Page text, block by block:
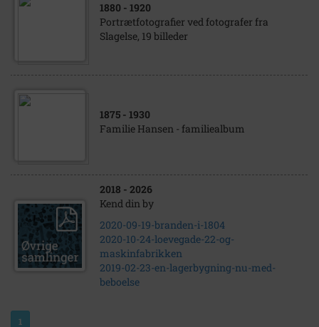
1880 - 1920
Portrætfotografier ved fotografer fra
Slagelse, 19 billeder
1875 - 1930
Familie Hansen - familiealbum
2018 - 2026
Kend din by
2020-09-19-branden-i-1804
2020-10-24-loevegade-22-og-
maskinfabrikken
2019-02-23-en-lagerbygning-nu-med-
beboelse
1